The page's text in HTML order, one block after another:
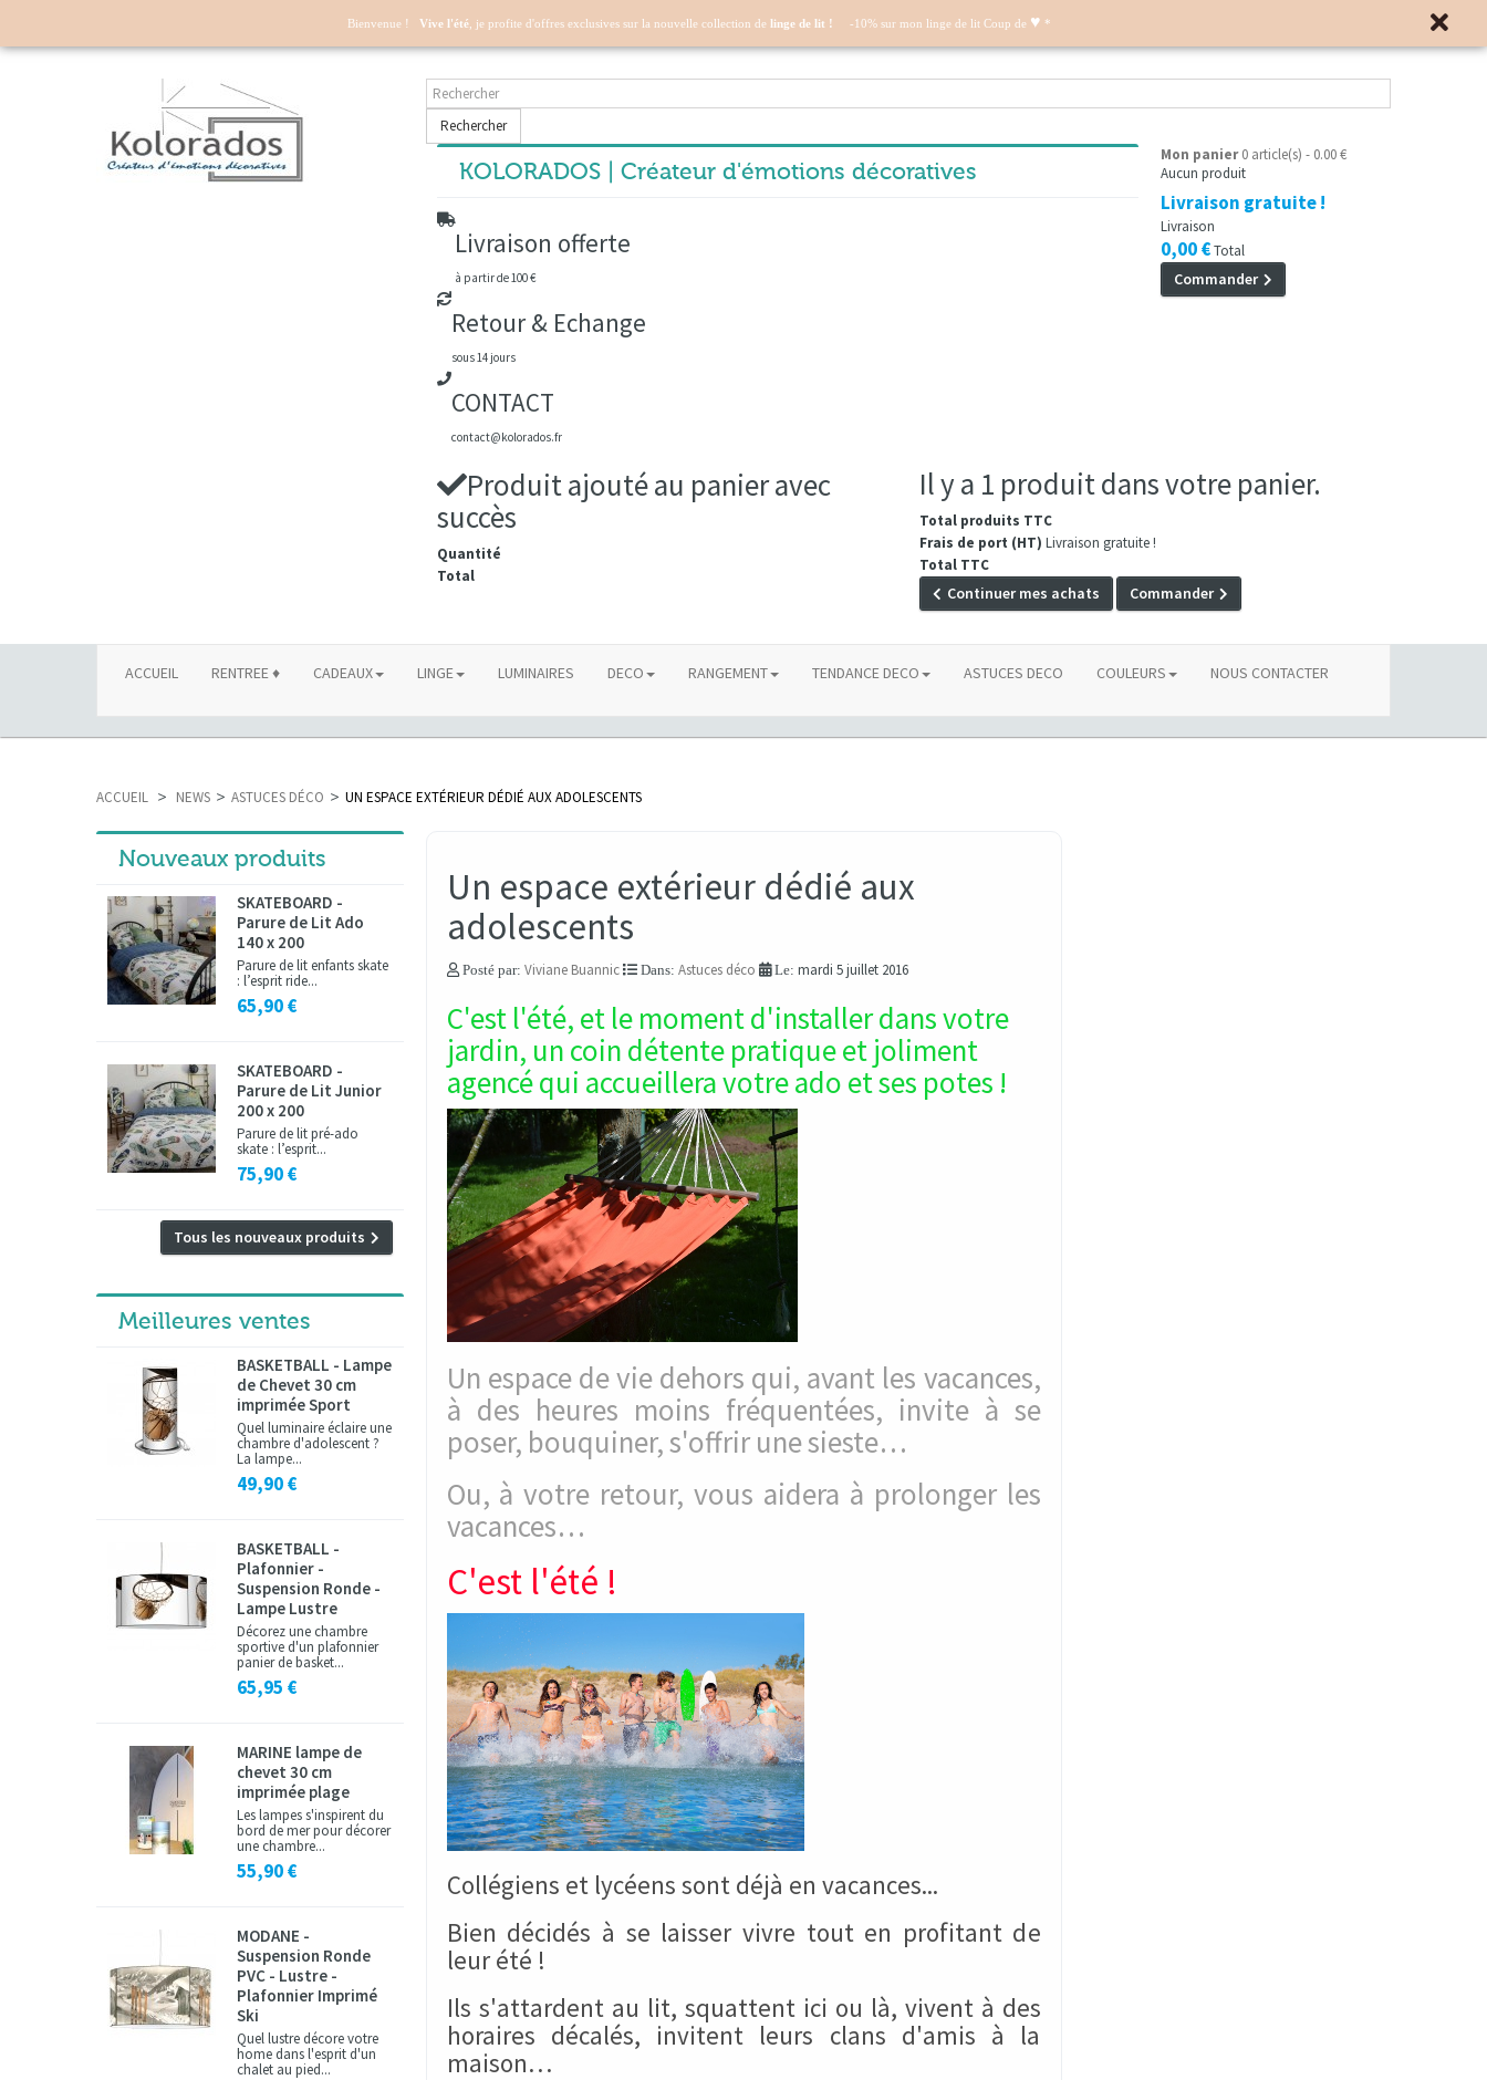
Rechercher
KOLORADOS | Créateur d'émotions décoratives
Livraison offerte
à partir de 100 €
Retour & Echange
sous 14 jours
CONTACT
contact@kolorados.fr
Mon panier 0 article(s) - 0.00 €
Aucun produit
Livraison gratuite !
Livraison
0,00 €Total
Commander
Produit ajouté au panier avec
succès
Quantité
Total
Il y a 1 produit dans votre panier.
Total produits TTC
Frais de port (HT) Livraison gratuite !
Total TTC
Continuer mes achats Commander
ACCUEIL RENTREE ♦ CADEAUX LINGE LUMINAIRES DECO RANGEMENT TENDANCE DECO ASTUCES DECO COULEURS NOUS CONTACTER
ACCUEIL > NEWS > ASTUCES DÉCO > UN ESPACE EXTÉRIEUR DÉDIÉ AUX ADOLESCENTS
Nouveaux produits
SKATEBOARD -
Parure de Lit Ado
140 x 200
Parure de lit enfants skate
: l’esprit ride...
65,90 €
SKATEBOARD -
Parure de Lit Junior
200 x 200
Parure de lit pré-ado
skate : l’esprit...
75,90 €
Tous les nouveaux produits
Meilleures ventes
BASKETBALL - Lampe
de Chevet 30 cm
imprimée Sport
Quel luminaire éclaire une
chambre d'adolescent ?
La lampe...
49,90 €
BASKETBALL -
Plafonnier -
Suspension Ronde -
Lampe Lustre
Décorez une chambre
sportive d'un plafonnier
panier de basket...
65,95 €
MARINE lampe de
chevet 30 cm
imprimée plage
Les lampes s'inspirent du
bord de mer pour décorer
une chambre...
55,90 €
MODANE -
Suspension Ronde
PVC - Lustre -
Plafonnier Imprimé
Ski
Quel lustre décore votre
home dans l'esprit d'un
chalet au pied...
Un espace extérieur dédié aux
adolescents
Posté par: Viviane Buannic Dans: Astuces déco Le: mardi 5 juillet 2016
C'est l'été, et le moment d'installer dans votre
jardin, un coin détente pratique et joliment
agencé qui accueillera votre ado et ses potes !
Un espace de vie dehors qui, avant les vacances,
à des heures moins fréquentées, invite à se
poser, bouquiner, s'offrir une sieste…
Ou, à votre retour, vous aidera à prolonger les
vacances…
C'est l'été !
Collégiens et lycéens sont déjà en vacances...
Bien décidés à se laisser vivre tout en profitant de
leur été !
Ils s'attardent au lit, squattent ici ou là, vivent à des
horaires décalés, invitent leurs clans d'amis à la
maison…
Bienvenue ! Vive l'été , je profite d'offres exclusives sur la nouvelle collection de linge de lit ! -10% sur mon linge de lit Coup de ♥ *